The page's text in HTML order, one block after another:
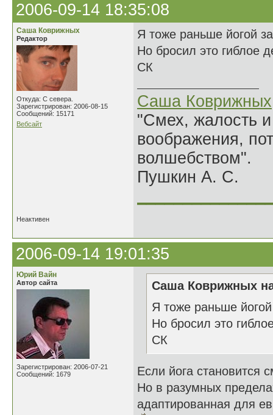
2006-09-14 18:35:08
Саша Коврижных
Редактор
Откуда: С севера.
Зарегистрирован: 2006-08-15
Сообщений: 15171
Вебсайт
Я тоже раньше йогой
Но бросил это гиблое
СК
Саша Коврижных
"Смех, жалость
воображения,
волшебством".
Пушкин А. С.
Неактивен
2006-09-14 19:01:35
Юрий Вайн
Автор сайта
Зарегистрирован: 2006-07-21
Сообщений: 1679
Саша Коврижных
Я тоже раньше
Но бросил это
СК
Если йога становится
Но в разумных
адаптированная для